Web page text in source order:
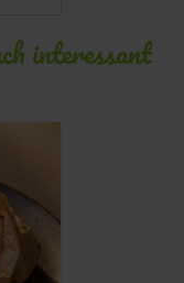
interessant